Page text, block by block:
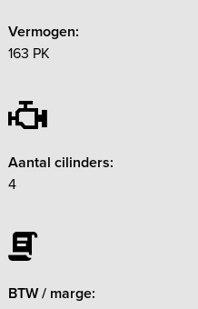
Vermogen:
163 PK
Aantal cilinders:
4
BTW / marge: